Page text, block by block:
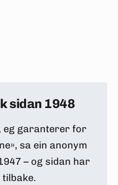
sidan 1948
eg garanterer for
sa ein anonym
– og sidan har
tilbake.